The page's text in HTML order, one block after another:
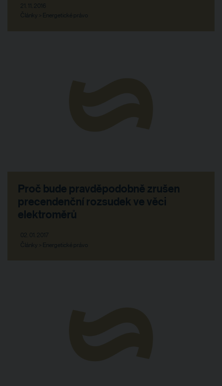
21. 11. 2016
Články > Energetické právo
Proč bude pravděpodobně zrušen
precendenční rozsudek ve věci
elektroměrů
02. 01. 2017
Články > Energetické právo